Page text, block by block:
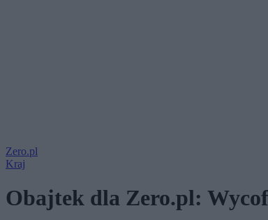
Zero.pl
Kraj
Obajtek dla Zero.pl: